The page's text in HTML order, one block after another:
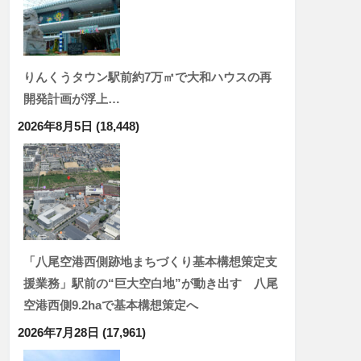
りんくうタウン駅前約7万㎡で大和ハウスの再
開発計画が浮上…
2026年8月5日 (18,448)
「八尾空港西側跡地まちづくり基本構想策定支
援業務」駅前の“巨大空白地”が動き出す 八尾
空港西側9.2haで基本構想策定へ
2026年7月28日 (17,961)